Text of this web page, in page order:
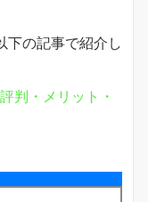
下の記事で紹介し
判・メリット・